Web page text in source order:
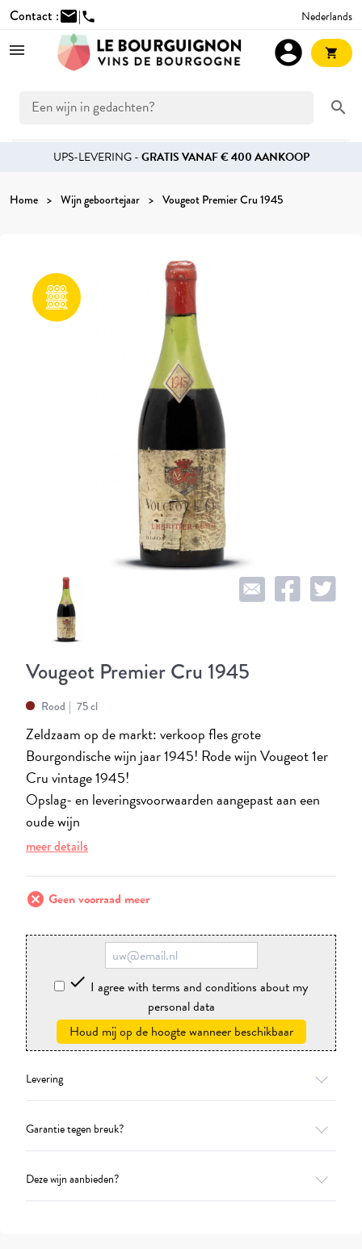
Contact :mail|phone Nederlands
search
account_circle shopping_cart
UPS-LEVERING -GRATIS VANAF € 400 AANKOOP
Home Wijn geboortejaar Vougeot Premier Cru 1945
Vougeot Premier Cru 1945
Rood 75 cl
Zeldzaam op de markt: verkoop fles grote
Bourgondische wijn jaar 1945! Rode wijn Vougeot 1er
Cru vintage 1945!
Opslag- en leveringsvoorwaarden aangepast aan een
oude wijn
meer details
cancel Geen voorraad meer
 I agree with terms and conditions about my
personal data
Houd mij op de hoogte wanneer beschikbaar
Levering
Garantie tegen breuk?
Deze wijn aanbieden?